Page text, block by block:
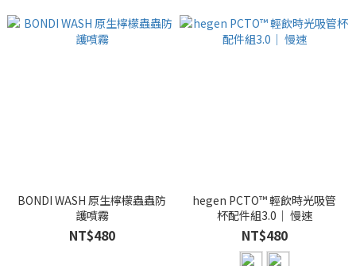
BONDI WASH 原生檸檬蟲蟲防
護噴霧
NT$480
hegen PCTO™ 輕飲時光吸管
杯配件組3.0｜ 慢速
NT$480